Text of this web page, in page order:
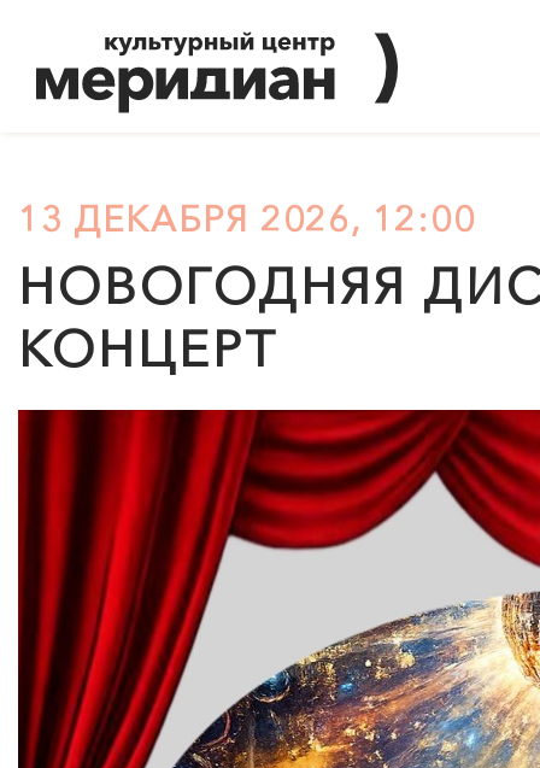
13 ДЕКАБРЯ 2026, 12:00
НОВОГОДНЯЯ
КОНЦЕРТ